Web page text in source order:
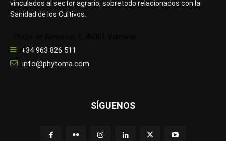
vinculados al sector agrario, sobretodo relacionados con la
Sanidad de los Cultivos.
+34 963 826 511
info@phytoma.com
SÍGUENOS